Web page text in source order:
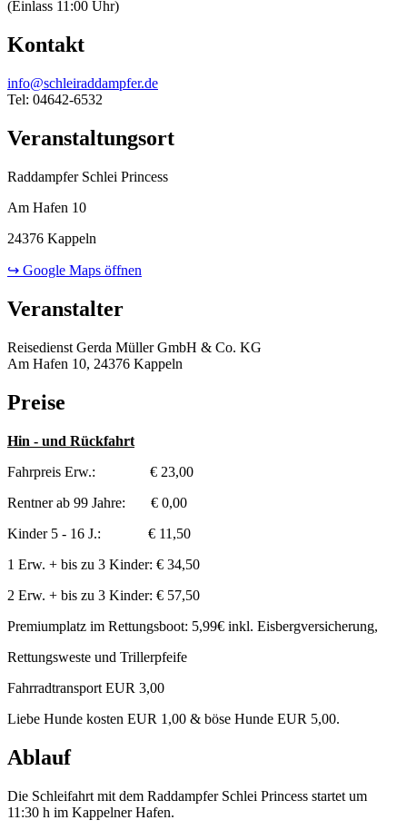
(Einlass 11:00 Uhr)
Kontakt
info@schleiraddampfer.de
Tel: 04642-6532
Veranstaltungsort
Raddampfer Schlei Princess
Am Hafen 10
24376 Kappeln
↪ Google Maps öffnen
Veranstalter
Reisedienst Gerda Müller GmbH & Co. KG
Am Hafen 10, 24376 Kappeln
Preise
Hin - und Rückfahrt
Fahrpreis Erw.: € 23,00
Rentner ab 99 Jahre: € 0,00
Kinder 5 - 16 J.: € 11,50
1 Erw. + bis zu 3 Kinder: € 34,50
2 Erw. + bis zu 3 Kinder: € 57,50
Premiumplatz im Rettungsboot: 5,99€ inkl. Eisbergversicherung,
Rettungsweste und Trillerpfeife
Fahrradtransport EUR 3,00
Liebe Hunde kosten EUR 1,00 & böse Hunde EUR 5,00.
Ablauf
Die Schleifahrt mit dem Raddampfer Schlei Princess startet um
11:30 h im Kappelner Hafen.